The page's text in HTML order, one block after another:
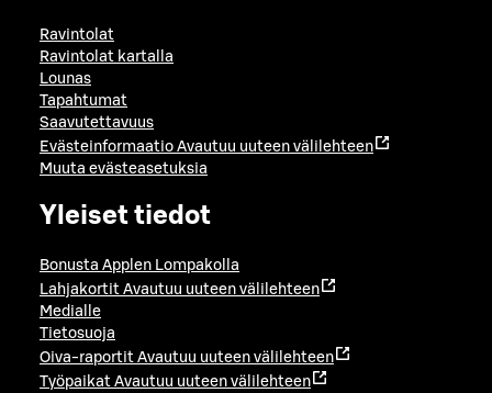
Ravintolat
Ravintolat kartalla
Lounas
Tapahtumat
Saavutettavuus
Evästeinformaatio Avautuu uuteen välilehteen
Muuta evästeasetuksia
Yleiset tiedot
Bonusta Applen Lompakolla
Lahjakortit Avautuu uuteen välilehteen
Medialle
Tietosuoja
Oiva-raportit Avautuu uuteen välilehteen
Työpaikat Avautuu uuteen välilehteen